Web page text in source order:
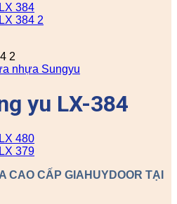
nhựa Sungyu
yu LX-384
CAO CẤP GIAHUYDOOR TẠI